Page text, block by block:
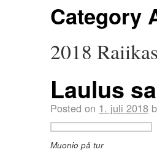
Category
2018
Laulus
Posted on 1. juli 2018
Muonio på tur